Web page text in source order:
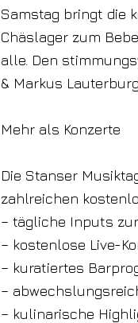
Samstag bringt die
Chäslager zum
alle. Den
& Markus
Mehr als Konzerte
Die Stanser
zahlreichen
– tägliche Inputs
– kostenlose Live-
– kuratiertes
–
– kulinarische